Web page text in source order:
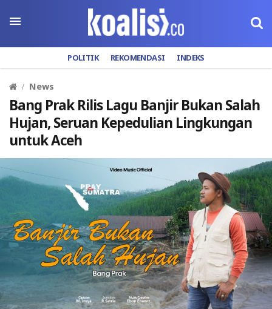
POLITIK REKOMENDASI INDEKS
News
Bang Prak Rilis Lagu Banjir Bukan Salah
Hujan, Seruan Kepedulian Lingkungan
untuk Aceh